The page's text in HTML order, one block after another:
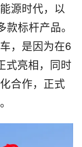
源时代，以
标杆产品。
，是因为在6
式亮相，同时
合作，正式